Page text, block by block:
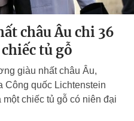
châu Âu chi 36
tủ gỗ
giàu nhất châu Âu,
Công quốc Lichtenstein
chiếc tủ gỗ có niên đại